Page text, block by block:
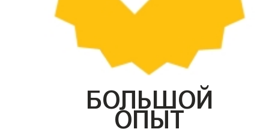
БОЛЬШОЙ
ОПЫТ